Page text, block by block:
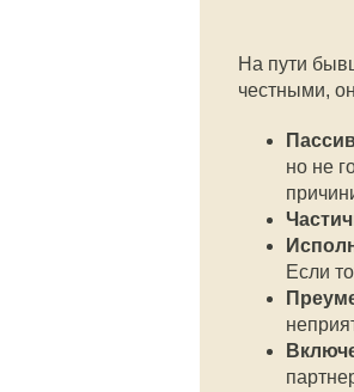
На пути
честными,
но не
Если